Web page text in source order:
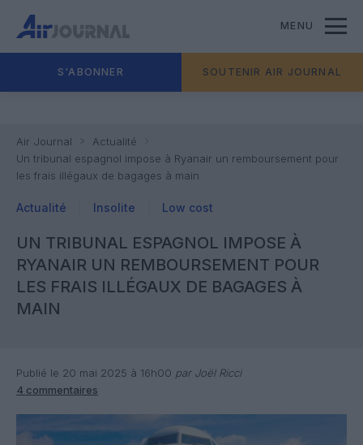
MENU
S'ABONNER SOUTENIR AIR JOURNAL
Air Journal
Actualité
Un tribunal espagnol impose à Ryanair un remboursement pour
les frais illégaux de bagages à main
Actualité Insolite Low cost
UN TRIBUNAL ESPAGNOL IMPOSE À
RYANAIR UN REMBOURSEMENT POUR
LES FRAIS ILLÉGAUX DE BAGAGES À
MAIN
Publié le 20 mai 2025 à 16h00 par Joël Ricci
4 commentaires